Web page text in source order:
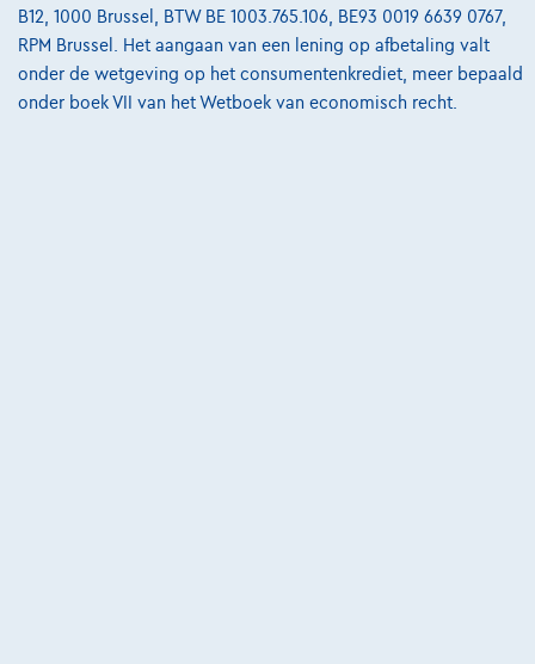
B12, 1000 Brussel, BTW BE 1003.765.106, BE93 0019 6639 0767,
RPM Brussel. Het aangaan van een lening op afbetaling valt
onder de wetgeving op het consumentenkrediet, meer bepaald
onder boek VII van het Wetboek van economisch recht.